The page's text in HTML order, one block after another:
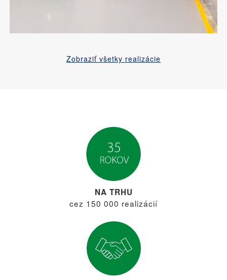
Zobraziť všetky realizácie
NA TRHU
cez 150 000 realizácií